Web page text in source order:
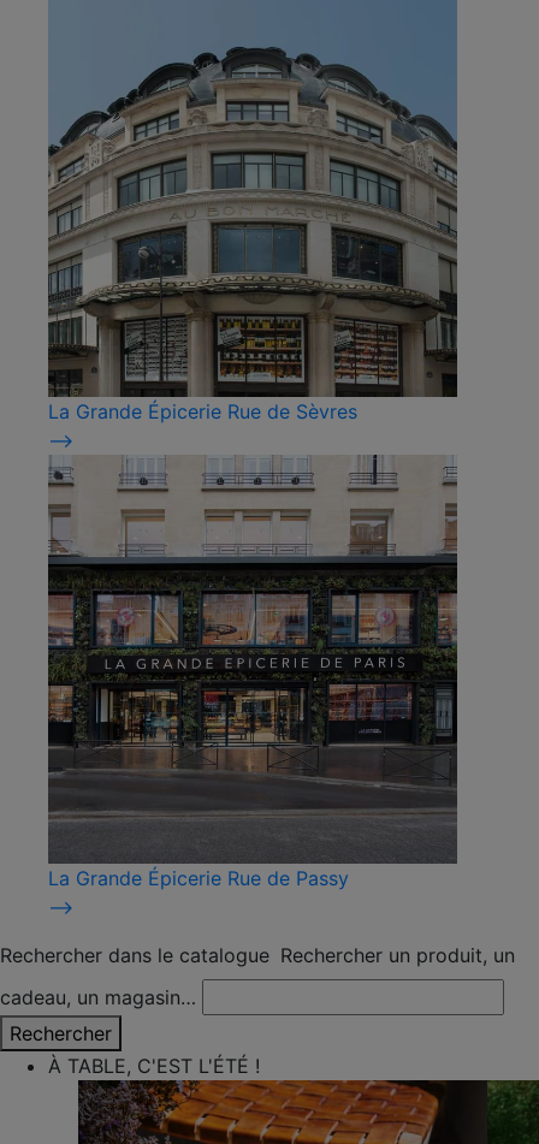
La Grande Épicerie Rue de Sèvres
⟶
La Grande Épicerie Rue de Passy
⟶
Rechercher dans le catalogue Rechercher un produit, un
cadeau, un magasin…
Rechercher
À TABLE, C'EST L'ÉTÉ !